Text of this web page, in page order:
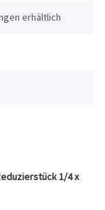
erhältlich
1/4 x